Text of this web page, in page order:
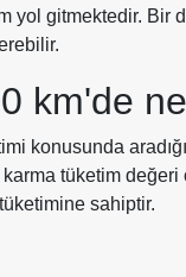
yol gitmektedir. Bir
km'de
konusunda
tüketim değeri
sahiptir.